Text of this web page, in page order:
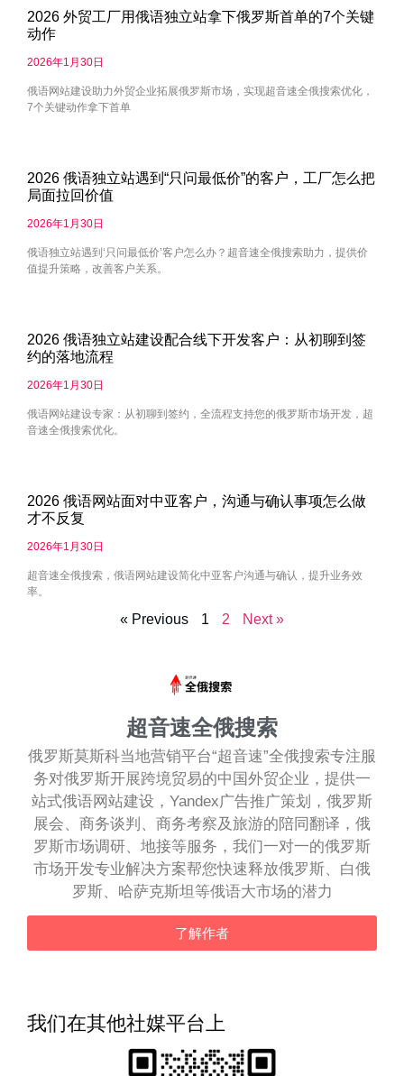
2026 外贸工厂用俄语独立站拿下俄罗斯首单的7个关键
动作
2026年1月30日
俄语网站建设助力外贸企业拓展俄罗斯市场，实现超音速全俄搜索优化，
7个关键动作拿下首单
2026 俄语独立站遇到“只问最低价”的客户，工厂怎么把
局面拉回价值
2026年1月30日
俄语独立站遇到‘只问最低价’客户怎么办？超音速全俄搜索助力，提供价
值提升策略，改善客户关系。
2026 俄语独立站建设配合线下开发客户：从初聊到签
约的落地流程
2026年1月30日
俄语网站建设专家：从初聊到签约，全流程支持您的俄罗斯市场开发，超
音速全俄搜索优化。
2026 俄语网站面对中亚客户，沟通与确认事项怎么做
才不反复
2026年1月30日
超音速全俄搜索，俄语网站建设简化中亚客户沟通与确认，提升业务效
率。
« Previous 1 2 Next »
超音速全俄搜索
俄罗斯莫斯科当地营销平台“超音速”全俄搜索专注服
务对俄罗斯开展跨境贸易的中国外贸企业，提供一
站式俄语网站建设，Yandex广告推广策划，俄罗斯
展会、商务谈判、商务考察及旅游的陪同翻译，俄
罗斯市场调研、地接等服务，我们一对一的俄罗斯
市场开发专业解决方案帮您快速释放俄罗斯、白俄
罗斯、哈萨克斯坦等俄语大市场的潜力
了解作者
我们在其他社媒平台上